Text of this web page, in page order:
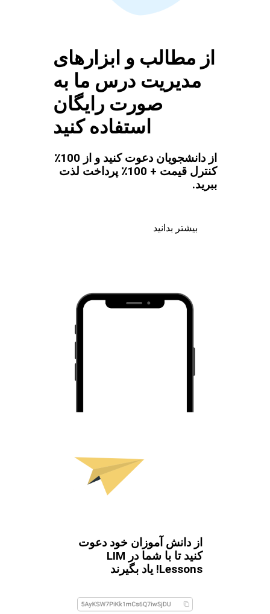
از مطالب و ابزارهای
مدیریت درس ما به
صورت رایگان
استفاده کنید
از دانشجویان دعوت کنید و از 100٪
کنترل قیمت + 100٪ پرداخت لذت
ببرید.
بیشتر بدانید
از دانش آموزان خود دعوت
کنید تا با شما در LIM
Lessons! یاد بگیرند